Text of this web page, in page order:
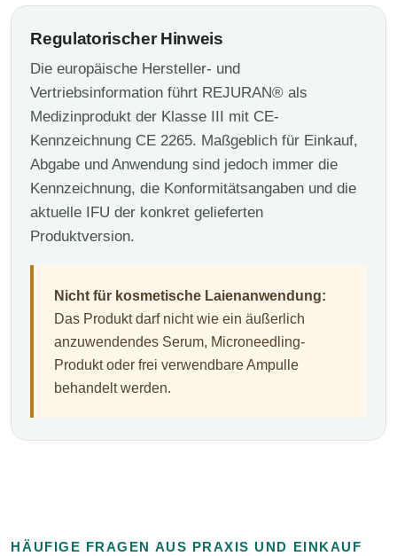
Regulatorischer Hinweis
Die europäische Hersteller- und
Vertriebsinformation führt REJURAN® als
Medizinprodukt der Klasse III mit CE-
Kennzeichnung CE 2265. Maßgeblich für Einkauf,
Abgabe und Anwendung sind jedoch immer die
Kennzeichnung, die Konformitätsangaben und die
aktuelle IFU der konkret gelieferten
Produktversion.
Nicht für kosmetische Laienanwendung:
Das Produkt darf nicht wie ein äußerlich
anzuwendendes Serum, Microneedling-
Produkt oder frei verwendbare Ampulle
behandelt werden.
HÄUFIGE FRAGEN AUS PRAXIS UND EINKAUF